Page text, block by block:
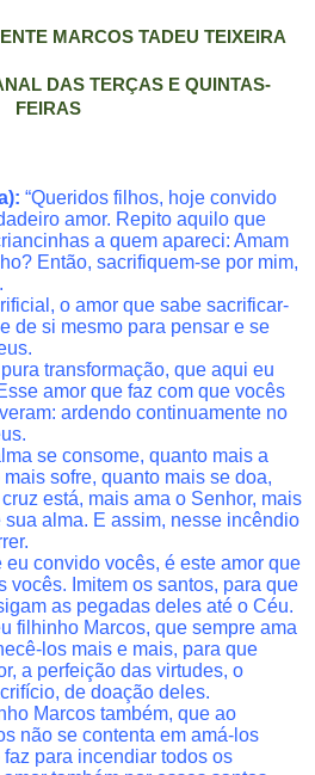
MARCOS TADEU TEIXEIRA
DAS TERÇAS E QUINTAS-
FEIRAS
“Queridos filhos, hoje convido
amor. Repito aquilo que
a quem apareci: Amam
Então, sacrifiquem-se por mim,
o amor que sabe sacrificar-
de si mesmo para pensar e se
transformação, que aqui eu
amor que faz com que vocês
ardendo continuamente no
se consome, quanto mais a
sofre, quanto mais se doa,
está, mais ama o Senhor, mais
alma. E assim, nesse incêndio
eu convido vocês, é este amor que
vocês. Imitem os santos, para que
as pegadas deles até o Céu.
filhinho Marcos, que sempre ama
los mais e mais, para que
a perfeição das virtudes, o
de doação deles.
Marcos também, que ao
não se contenta em amá-los
para incendiar todos os